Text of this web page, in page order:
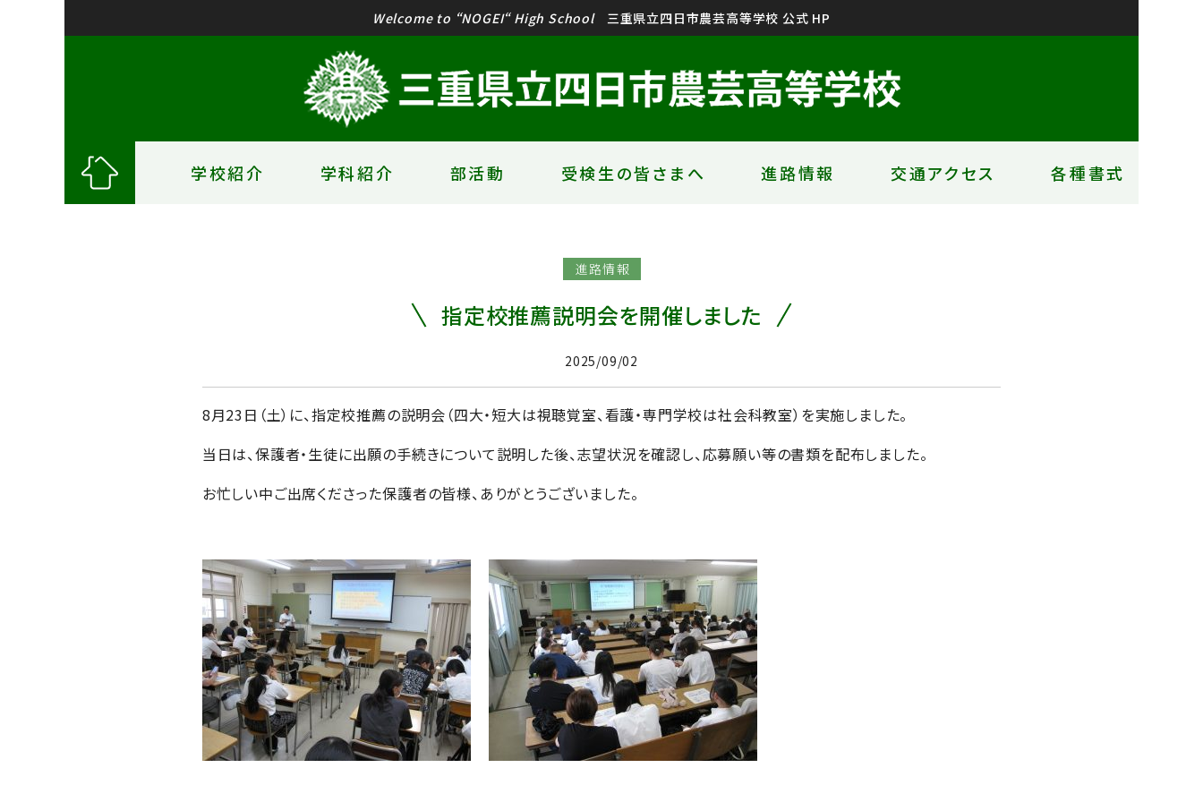
Welcome to “NOGEI“ High School 三重県立四日市農芸高等学校 公式 HP
学校紹介 学科紹介 部活動 受検生の皆さまへ 進路情報 交通アクセス 各種書式
進路情報
指定校推薦説明会を開催しました
2025/09/02
8月23日（土）に、指定校推薦の説明会（四大・短大は視聴覚室、看護・専門学校は社会科教室）を実施しました。
当日は、保護者・生徒に出願の手続きについて説明した後、志望状況を確認し、応募願い等の書類を配布しました。
お忙しい中ご出席くださった保護者の皆様、ありがとうございました。